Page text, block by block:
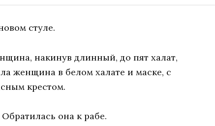
стуле.
накинув длинный, до пят халат,
женщина в белом халате и маске, с
крестом.
она к рабе.